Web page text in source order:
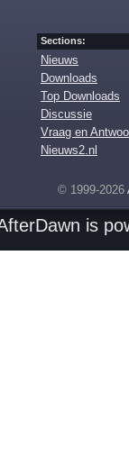
Sections:
Nieuws
Downloads
Top Downloads
Discussie
Vraag en
Nieuws2.nl
© 1999-2026
is